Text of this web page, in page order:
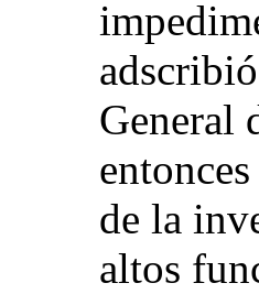
General
de la
altos